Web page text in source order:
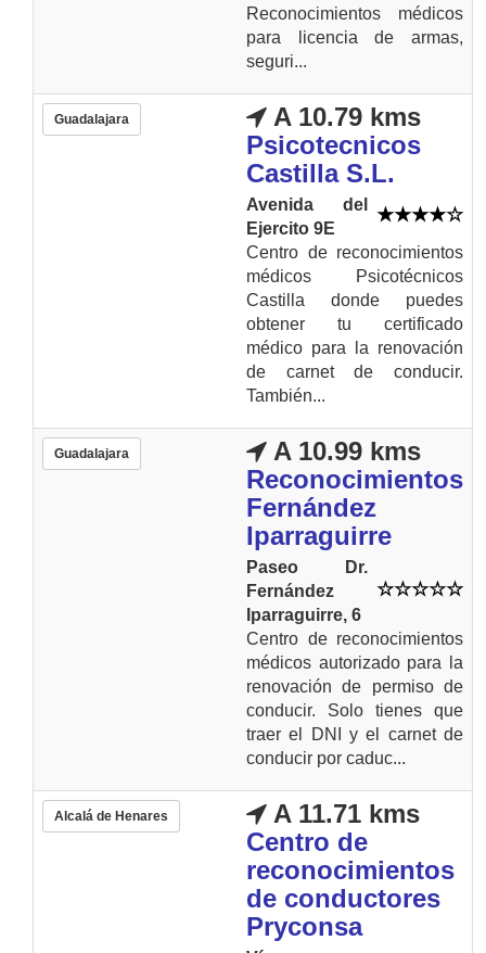
Reconocimientos médicos
para licencia de armas,
seguri...
Guadalajara
A 10.79 kms
Psicotecnicos
Castilla S.L.
Avenida del
Ejercito 9E
Centro de reconocimientos
médicos Psicotécnicos
Castilla donde puedes
obtener tu certificado
médico para la renovación
de carnet de conducir.
También...
Guadalajara
A 10.99 kms
Reconocimientos
Fernández
Iparraguirre
Paseo Dr.
Fernández
Iparraguirre, 6
Centro de reconocimientos
médicos autorizado para la
renovación de permiso de
conducir. Solo tienes que
traer el DNI y el carnet de
conducir por caduc...
Alcalá de Henares
A 11.71 kms
Centro de
reconocimientos
de conductores
Pryconsa